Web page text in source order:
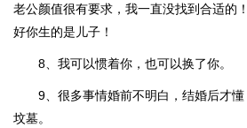
老公颜值很有要求，我一直没找到合适
好你生的是儿子！
8、我可以惯着你，也可以换了你。
9、很多事情婚前不明白，结婚后才
坟墓。